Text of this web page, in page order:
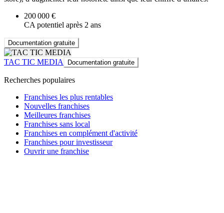
200 000 €
CA potentiel après 2 ans
Documentation gratuite
TAC TIC MEDIA Documentation gratuite
Recherches populaires
Franchises les plus rentables
Nouvelles franchises
Meilleures franchises
Franchises sans local
Franchises en complément d'activité
Franchises pour investisseur
Ouvrir une franchise